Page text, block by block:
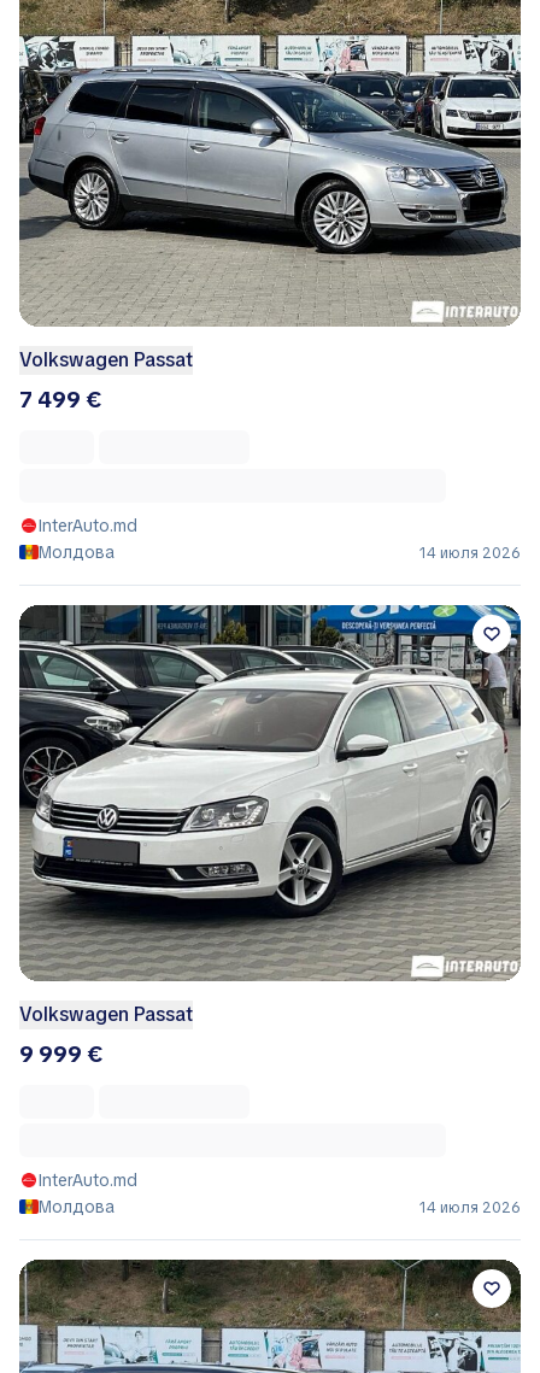
Volkswagen Passat
7 499 €
InterAuto.md
Молдова
14 июля 2026
Volkswagen Passat
9 999 €
InterAuto.md
Молдова
14 июля 2026